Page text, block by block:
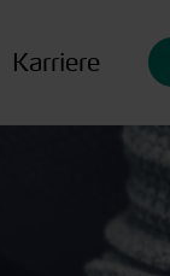
Karriere